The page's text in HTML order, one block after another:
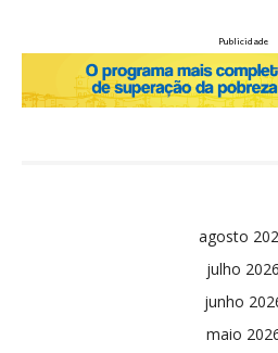
Publicidade
agosto
julho 2026
junho
maio